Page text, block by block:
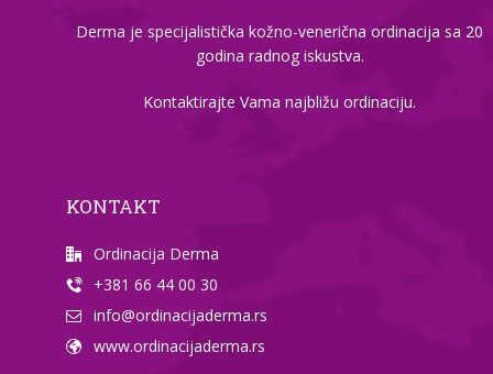
Derma je specijalistička kožno-venerična ordinacija sa 20
godina radnog iskustva.
Kontaktirajte Vama najbližu ordinaciju.
KONTAKT
Ordinacija Derma
+381 66 44 00 30
info@ordinacijaderma.rs
www.ordinacijaderma.rs